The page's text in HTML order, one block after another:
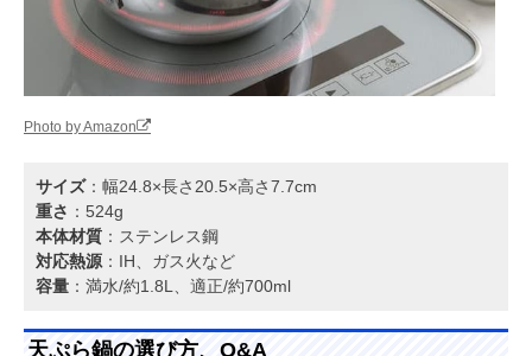
Photo by Amazon
サイズ：幅24.8×長さ20.5×高さ7.7cm
重さ ：524g
本体材質 ：ステンレス鋼
対応熱源 ：IH、ガス火など
容量 ：満水/約1.8L、適正/約700ml
天ぷら鍋の選び方、Q&A